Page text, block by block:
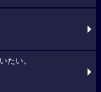
たい。